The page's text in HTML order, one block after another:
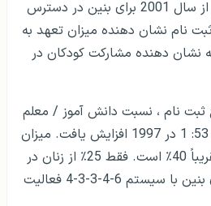
حضور در مدارس ابتدایی از سال 2001 برای بنین در دسترس
نام نشان دهنده میزان تعهد به
نشان دهنده مشارکت کودکان در
ثبت نام ، نسبت دانش آموز / معلم
از 36: 1 در سال 1990 به 53: 1 در 1997 افزایش یافت. میزان
سواد عمومی بزرگسالان تقریباً 40٪ است. فقط 25٪ از زنان در
بنین سواد دارند. جمهوری بنین با سیستم 6-4-3-3-4 فعالیت